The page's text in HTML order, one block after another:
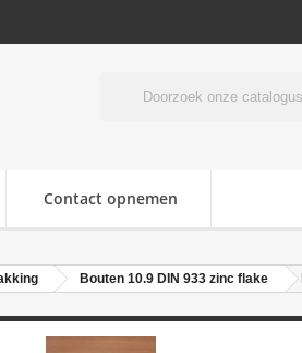
Contact opnemen
Bouten 10.9 DIN 933 zinc flake